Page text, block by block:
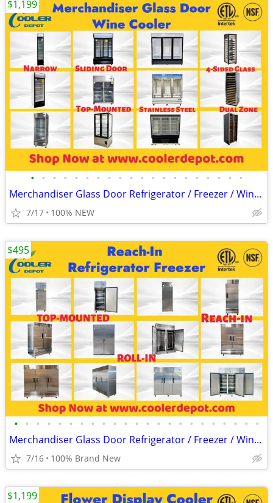
• • • • • • • • • • • • • • • • • • • •
Merchandiser Glass Door Refrigerator / Freezer / Wine Cooler
7/17 100% NEW
$1,199
• • • • • • • • • • • • • • • • • • • • • • •
Merchandiser Glass Door Refrigerator / Freezer / Wine Cooler
7/16 100% Brand New
$495
$1,199